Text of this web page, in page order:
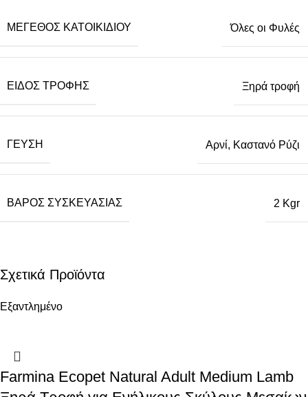
ΜΈΓΕΘΟΣ ΚΑΤΟΙΚΙΔΊΟΥ Όλες οι Φυλές
ΕΊΔΟΣ ΤΡΟΦΉΣ Ξηρά τροφή
ΓΕΎΣΗ Αρνί, Καστανό Ρύζι
ΒΆΡΟΣ ΣΥΣΚΕΥΑΣΊΑΣ 2 Kgr
Σχετικά Προϊόντα
Εξαντλημένο
Farmina Ecopet Natural Adult Medium Lamb